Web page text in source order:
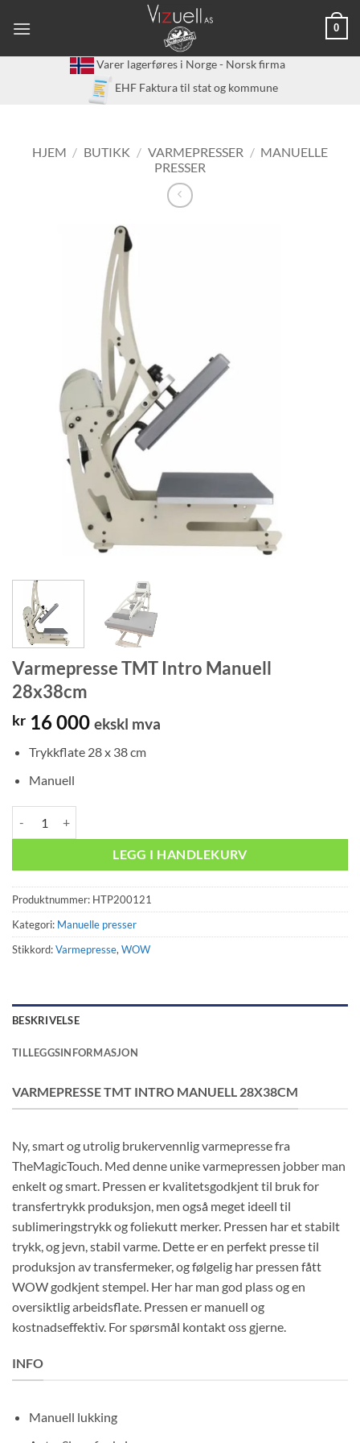
0
Varer lagerføres i Norge - Norsk firma
EHF Faktura til stat og kommune
HJEM / BUTIKK / VARMEPRESSER / MANUELLE
PRESSER
Varmepresse TMT Intro Manuell
28x38cm
kr 16 000 ekskl mva
Trykkflate 28 x 38 cm
Manuell
LEGG I HANDLEKURV
Produktnummer: HTP200121
Kategori: Manuelle presser
Stikkord:Varmepresse,WOW
BESKRIVELSE
TILLEGGSINFORMASJON
VARMEPRESSE TMT INTRO MANUELL 28X38CM
Ny, smart og utrolig brukervennlig varmepresse fra
TheMagicTouch. Med denne unike varmepressen jobber man
enkelt og smart. Pressen er kvalitetsgodkjent til bruk for
transfertrykk produksjon, men også meget ideell til
sublimeringstrykk og foliekutt merker. Pressen har et stabilt
trykk, og jevn, stabil varme. Dette er en perfekt presse til
produksjon av transfermeker, og følgelig har pressen fått
WOW godkjent stempel. Her har man god plass og en
oversiktlig arbeidsflate. Pressen er manuell og
kostnadseffektiv. For spørsmål kontakt oss gjerne.
INFO
Manuell lukking